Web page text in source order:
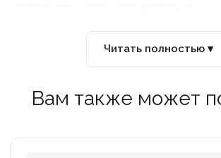
Шестигранники 3 / 5 / 6 мм
Читать полностью ▾
Вам также может